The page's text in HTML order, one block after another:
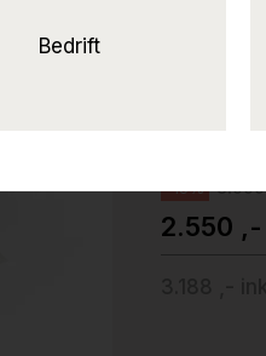
grå
-15%
2.550 ,-
Bedrift